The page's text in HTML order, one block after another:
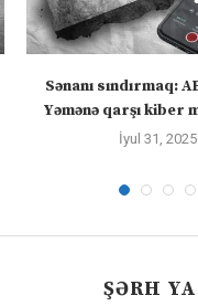
Sənanı sındırmaq:
Yəmənə qarşı kiber
İyul 31, 2025
ŞƏRH